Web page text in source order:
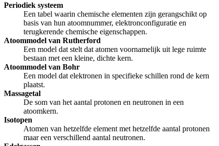
Periodiek systeem
Een tabel waarin chemische elementen zijn gerangschikt op
basis van hun atoomnummer, elektronconfiguratie en
terugkerende chemische eigenschappen.
Atoommodel van Rutherford
Een model dat stelt dat atomen voornamelijk uit lege ruimte
bestaan met een kleine, dichte kern.
Atoommodel van Bohr
Een model dat elektronen in specifieke schillen rond de kern
plaatst.
Massagetal
De som van het aantal protonen en neutronen in een
atoomkern.
Isotopen
Atomen van hetzelfde element met hetzelfde aantal protonen
maar een verschillend aantal neutronen.